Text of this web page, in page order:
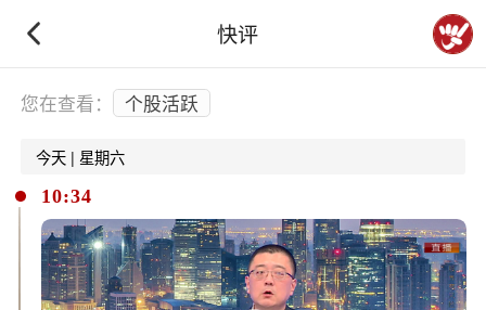
快评
下拉刷新
您在查看： 个股活跃
今天 | 星期六
10:34